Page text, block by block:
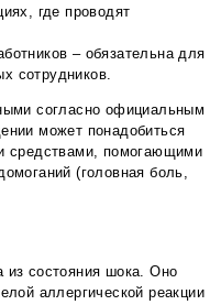
где проводят
– обязательна для
сотрудников.
согласно официальным
может понадобиться
средствами, помогающими
(головная боль,
из состояния шока. Оно
аллергической реакции